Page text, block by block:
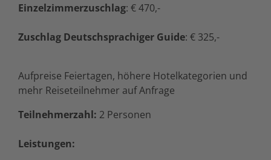
Einzelzimmerzuschlag: € 470,-
Zuschlag Deutschsprachiger Guide: € 325,-
Aufpreise Feiertagen, höhere Hotelkategorien und
mehr Reiseteilnehmer auf Anfrage
Teilnehmerzahl: 2 Personen
Leistungen: